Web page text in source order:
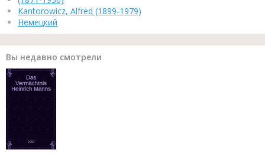
Kantorowicz, Alfred (1899-1979)
Немецкий
Вы недавно смотрели